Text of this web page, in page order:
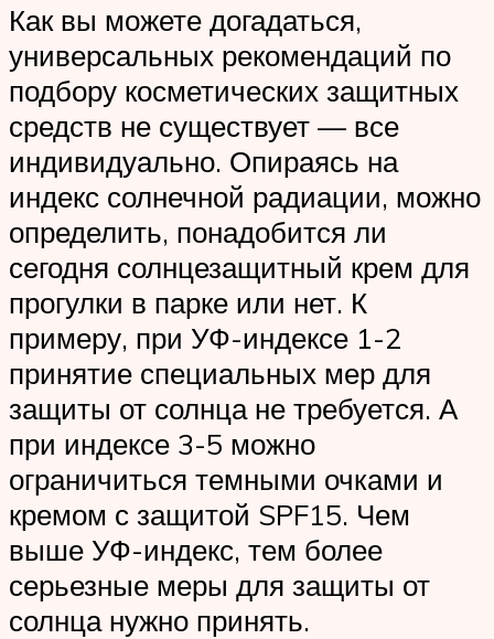
Как вы можете догадаться,
универсальных рекомендаций по
подбору косметических защитных
средств не существует — все
индивидуально. Опираясь на
индекс солнечной радиации, можно
определить, понадобится ли
сегодня солнцезащитный крем для
прогулки в парке или нет. К
примеру, при УФ-индексе 1-2
принятие специальных мер для
защиты от солнца не требуется. А
при индексе 3-5 можно
ограничиться темными очками и
кремом с защитой SPF15. Чем
выше УФ-индекс, тем более
серьезные меры для защиты от
солнца нужно принять.